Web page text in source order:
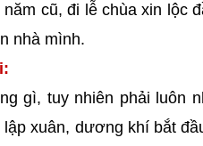
cũ, đi lễ chùa xin lộc
nhà mình.
gì, tuy nhiên phải luôn
xuân, dương khí bắt